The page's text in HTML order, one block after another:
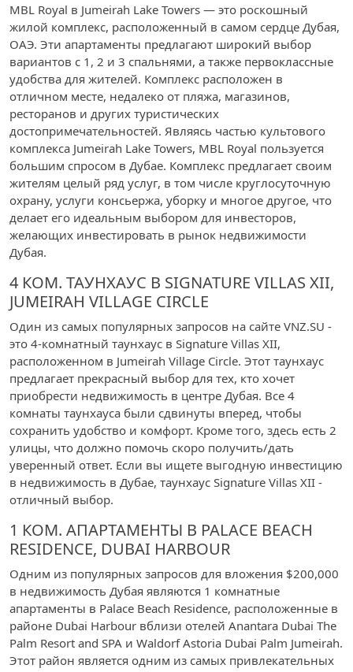
MBL Royal в Jumeirah Lake Towers — это роскошный
жилой комплекс, расположенный в самом сердце Дубая,
ОАЭ. Эти апартаменты предлагают широкий выбор
вариантов с 1, 2 и 3 спальнями, а также первоклассные
удобства для жителей. Комплекс расположен в
отличном месте, недалеко от пляжа, магазинов,
ресторанов и других туристических
достопримечательностей. Являясь частью культового
комплекса Jumeirah Lake Towers, MBL Royal пользуется
большим спросом в Дубае. Комплекс предлагает своим
жителям целый ряд услуг, в том числе круглосуточную
охрану, услуги консьержа, уборку и многое другое, что
делает его идеальным выбором для инвесторов,
желающих инвестировать в рынок недвижимости
Дубая.
4 КОМ. ТАУНХАУС В SIGNATURE VILLAS XII,
JUMEIRAH VILLAGE CIRCLE
Один из самых популярных запросов на сайте VNZ.SU -
это 4-комнатный таунхаус в Signature Villas XII,
расположенном в Jumeirah Village Circle. Этот таунхаус
предлагает прекрасный выбор для тех, кто хочет
приобрести недвижимость в центре Дубая. Все 4
комнаты таунхауса были сдвинуты вперед, чтобы
сохранить удобство и комфорт. Кроме того, здесь есть 2
улицы, что должно помочь скоро получить/дать
уверенный ответ. Если вы ищете выгодную инвестицию
в недвижимость в Дубае, таунхаус Signature Villas XII -
отличный выбор.
1 КОМ. АПАРТАМЕНТЫ В PALACE BEACH
RESIDENCE, DUBAI HARBOUR
Одним из популярных запросов для вложения $200,000
в недвижимость Дубая являются 1 комнатные
апартаменты в Palace Beach Residence, расположенные в
районе Dubai Harbour вблизи отелей Anantara Dubai The
Palm Resort and SPA и Waldorf Astoria Dubai Palm Jumeirah.
Этот район является одним из самых привлекательных